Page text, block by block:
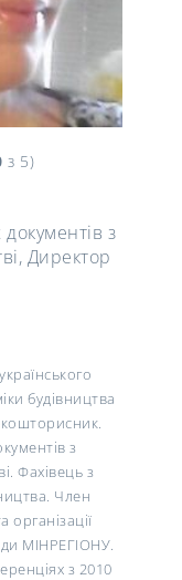
з 5)
з
Директор
будівництва
з
Фахівець з
. Член
організації
МІНРЕГІОНУ.
з 2010